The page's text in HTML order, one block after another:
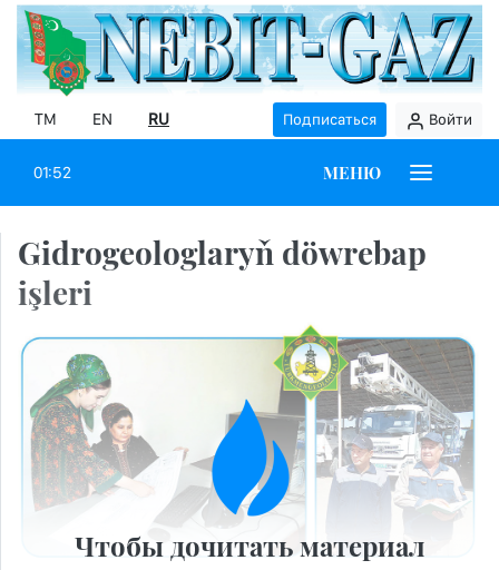
TM EN RU Подписаться Войти
01:52 МЕНЮ
Gidrogeologlaryň döwrebap
işleri
Чтобы дочитать материал